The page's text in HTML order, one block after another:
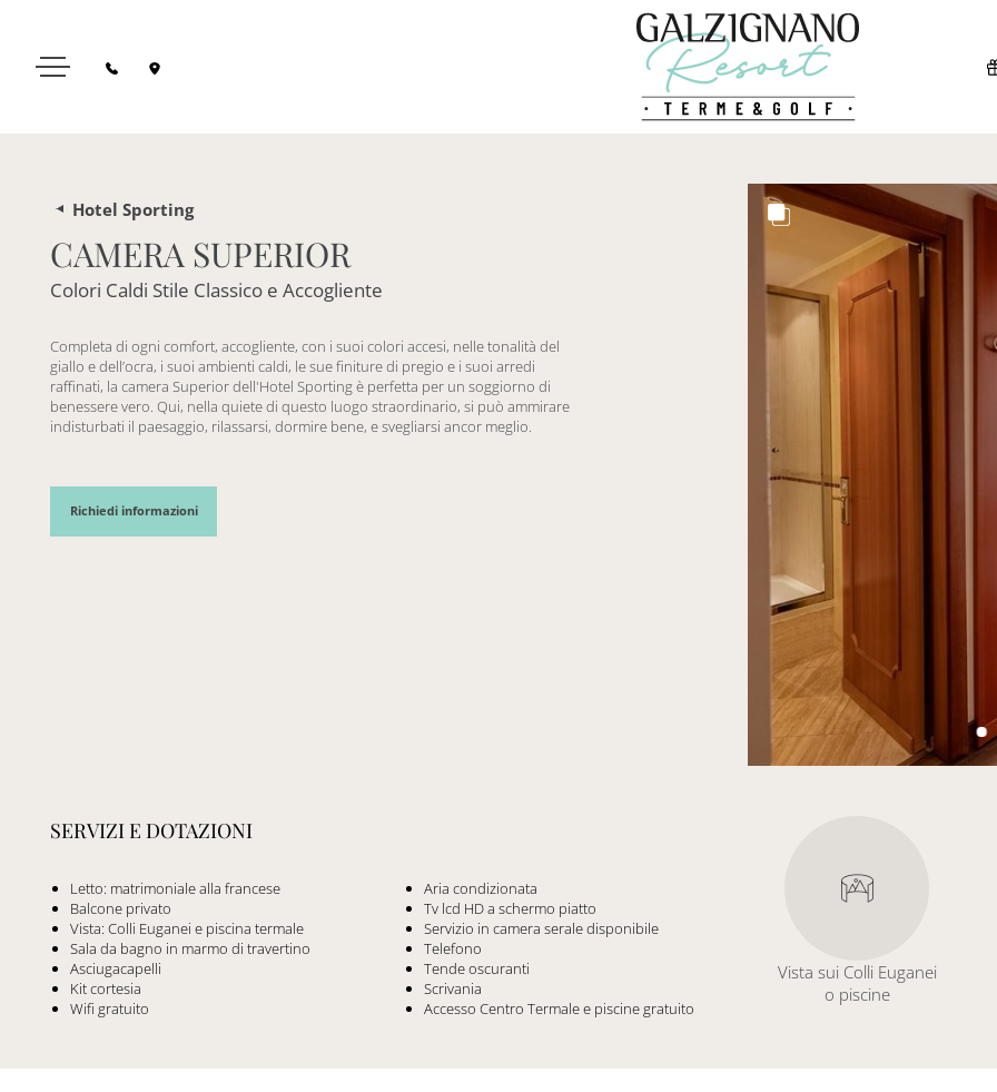
Hotel Sporting
CAMERA SUPERIOR
Colori Caldi Stile Classico e Accogliente
Completa di ogni comfort, accogliente, con i suoi colori accesi, nelle tonalità del
giallo e dell’ocra, i suoi ambienti caldi, le sue finiture di pregio e i suoi arredi
raffinati, la camera Superior dell'Hotel Sporting è perfetta per un soggiorno di
benessere vero. Qui, nella quiete di questo luogo straordinario, si può ammirare
indisturbati il paesaggio, rilassarsi, dormire bene, e svegliarsi ancor meglio.
Richiedi informazioni
SERVIZI E DOTAZIONI
Letto: matrimoniale alla francese
Balcone privato
Vista: Colli Euganei e piscina termale
Sala da bagno in marmo di travertino
Asciugacapelli
Kit cortesia
Wifi gratuito
Aria condizionata
Tv lcd HD a schermo piatto
Servizio in camera serale disponibile
Telefono
Tende oscuranti
Scrivania
Accesso Centro Termale e piscine gratuito
Vista sui Colli Euganei
o piscine